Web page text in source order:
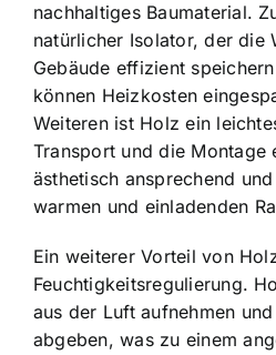
nachhaltiges Baumaterial.
natürlicher Isolator, der die
Gebäude effizient
können Heizkosten
Weiteren ist Holz ein
Transport und die Montage
ästhetisch ansprechend
warmen und einladenden
Ein weiterer Vorteil von
Feuchtigkeitsregulierung.
aus der Luft aufnehmen
abgeben, was zu einem